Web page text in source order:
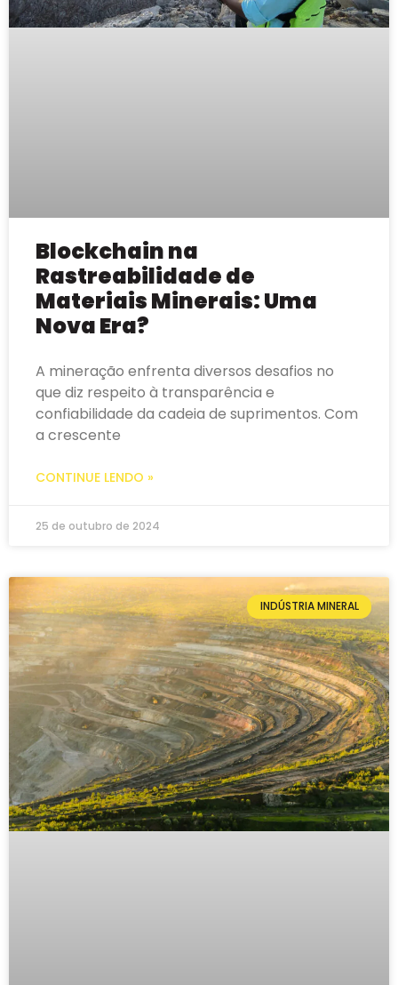
Blockchain na
Rastreabilidade de
Materiais Minerais: Uma
Nova Era?
A mineração enfrenta diversos desafios no
que diz respeito à transparência e
confiabilidade da cadeia de suprimentos. Com
a crescente
CONTINUE LENDO »
25 de outubro de 2024
INDÚSTRIA MINERAL